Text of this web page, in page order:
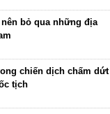
bỏ qua những địa
chiến dịch chấm dứt
tịch